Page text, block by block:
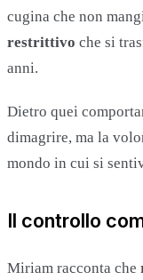
cugina che non
restrittivo che si
anni.
Dietro quei
dimagrire, ma la
mondo in cui si
Il controllo
Miriam racconta che